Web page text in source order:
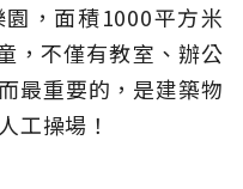
，面積1000平方米
，不僅有教室、辦公
最重要的，是建築物
工操場！